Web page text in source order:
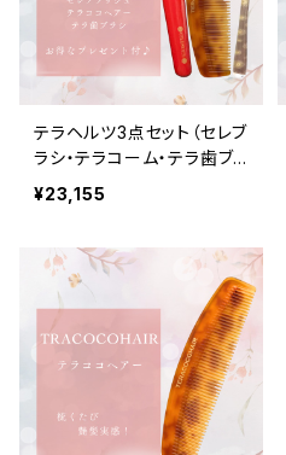
テラヘルツ3点セット（セレブ
ラシ・テラコーム・テラ歯ブ
ラシ）➕ お得なプレゼント
付き♪
¥23,155